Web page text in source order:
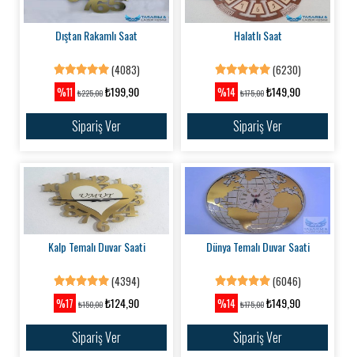
Dıştan Rakamlı Saat
(4083)
%11 ₺225,00₺199,90
Sipariş Ver
Halatlı Saat
(6230)
%14 ₺175,00 ₺149,90
Sipariş Ver
Kalp Temalı Duvar Saati
(4394)
%17 ₺150,00 ₺124,90
Sipariş Ver
Dünya Temalı Duvar Saati
(6046)
%14 ₺175,00 ₺149,90
Sipariş Ver